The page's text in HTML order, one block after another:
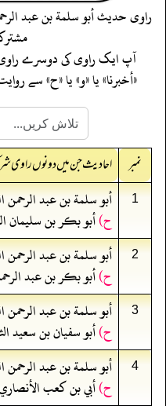
راوی حدیثأبو سلمة بن عبد
آپ ایک راوی کی دوسرے راوی
«أخبرنا» یا «و» یا «ح» سے
نمبر احادیث جن میں دونوں راوی
1 أبو سلمة بن عبد
ح)أبو بكر بن سليمان
2 أبو سلمة بن عبد
ح)أبو بكر بن عبد
3 أبو سلمة بن عبد
ح)أبو سفيان بن سعيد
4 أبو سلمة بن عبد
ح)أبي بن كعب